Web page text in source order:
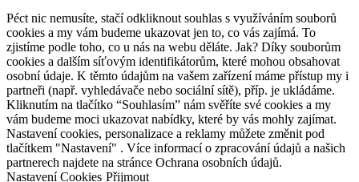
Péct nic nemusíte, stačí odkliknout souhlas s využíváním souborů
cookies a my vám budeme ukazovat jen to, co vás zajímá. To
zjistíme podle toho, co u nás na webu děláte. Jak? Díky souborům
cookies a dalším síťovým identifikátorům, které mohou obsahovat
osobní údaje. K těmto údajům na vašem zařízení máme přístup my i
partneři (např. vyhledávače nebo sociální sítě), příp. je ukládáme.
Kliknutím na tlačítko “Souhlasím” nám svěříte své cookies a my
vám budeme moci ukazovat nabídky, které by vás mohly zajímat.
Nastavení cookies, personalizace a reklamy můžete změnit pod
tlačítkem "Nastavení" . Více informací o zpracování údajů a našich
partnerech najdete na stránce Ochrana osobních údajů.
Nastavení Cookies Přijmout